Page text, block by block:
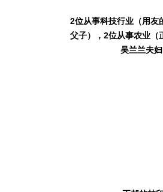
2位从事科技行业（用友
父子）， 2位从事农业（
吴兰兰夫妇